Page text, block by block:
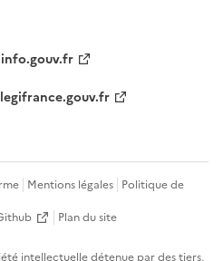
info.gouv.fr
legifrance.gouv.fr
Mentions légales Politique de
Plan du site
intellectuelle détenue par des tiers,